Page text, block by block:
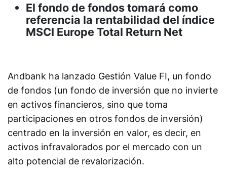
El fondo de fondos tomará como
referencia la rentabilidad del índice
MSCI Europe Total Return Net
Andbank ha lanzado Gestión Value FI, un fondo
de fondos (un fondo de inversión que no invierte
en activos financieros, sino que toma
participaciones en otros fondos de inversión)
centrado en la inversión en valor, es decir, en
activos infravalorados por el mercado con un
alto potencial de revalorización.